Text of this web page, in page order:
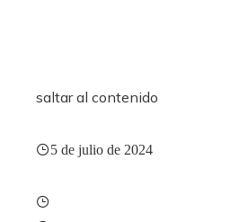
saltar al contenido
5 de julio de 2024